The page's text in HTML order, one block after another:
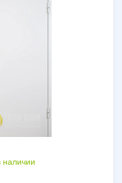
наличии